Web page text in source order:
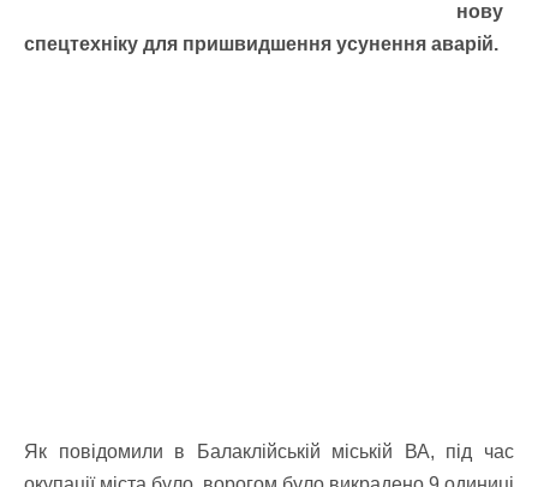
нову
спецтехніку для пришвидшення усунення аварій.
Як повідомили в Балаклійській міській ВА, під час